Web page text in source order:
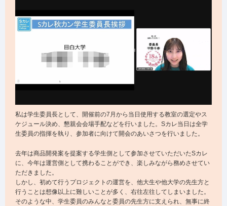
私は学生委員長として、開催前の7月から当日使用する教室の選定やス
ケジュール決め、懇親会会場手配などを行いました。Sカレ当日は全学
生委員の指揮を執り、参加者に向けて開会のあいさつを行いました。
去年は商品開発案を提案する学生側として参加させていただいたSカレ
に、今年は運営側として携わることができ、楽しみながら務めさせてい
ただきました。
しかし、初めて行うプロジェクトの運営を、他大生や他大学の先生方と
行うことは想像以上に難しいことが多く、右往左往してしまいました。
そのような中、学生委員のみんなと委員の先生方に支えられ、無事に終